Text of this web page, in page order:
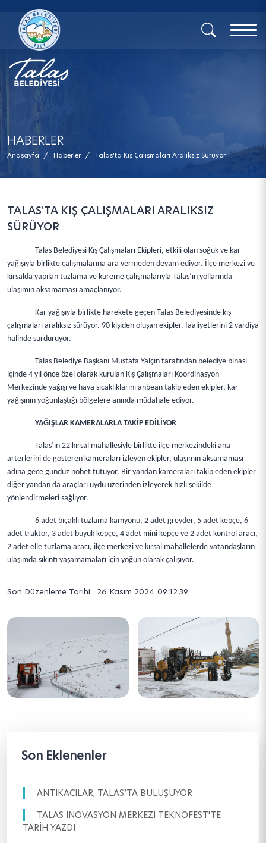
x
HABERLER
Anasayfa / Haberler / Talas'ta Kış Çalışmaları Aralıksız Sürüyor
TALAS'TA KIŞ ÇALIŞMALARI ARALIKSIZ
SÜRÜYOR
Talas Belediyesi Kış Çalışmaları Ekipleri, etkili olan soğuk ve kar
yağışıyla birlikte çalışmalarına ara vermeden devam ediyor. İlçe merkezi ve
kırsalda yapılan tuzlama ve küreme çalışmalarıyla Talas’ın yollarında
ulaşımın aksamaması amaçlanıyor.
Kar yağışıyla birlikte harekete geçen Talas Belediyesinde kış
çalışmaları aralıksız sürüyor. 90 kişiden oluşan ekipler, faaliyetlerini 2 vardiya
halinde sürdürüyor.
Talas Belediye Başkanı Mustafa Yalçın tarafından belediye binası
içinde 4 yıl önce özel olarak kurulan Kış Çalışmaları Koordinasyon
Merkezinde yağışı ve hava sıcaklıklarını anbean takip eden ekipler, kar
yağışının yoğunlaştığı bölgelere anında müdahale ediyor.
YAĞIŞLAR KAMERALARLA TAKİP EDİLİYOR
Talas’ın 22 kırsal mahallesiyle birlikte ilçe merkezindeki ana
arterlerini de gösteren kameraları izleyen ekipler, ulaşımın aksamaması
adına gece gündüz nöbet tutuyor. Bir yandan kameraları takip eden ekipler
diğer yandan da araçları uydu üzerinden izleyerek hızlı şekilde
yönlendirmeleri sağlıyor.
6 adet bıçaklı tuzlama kamyonu, 2 adet greyder, 5 adet kepçe, 6
adet traktör, 3 adet büyük kepçe, 4 adet mini kepçe ve 2 adet kontrol aracı,
2 adet elle tuzlama aracı, ilçe merkezi ve kırsal mahallelerde vatandaşların
ulaşımda sıkıntı yaşamamaları için yoğun olarak çalışıyor.
Son Düzenleme Tarihi : 26 Kasım 2024 09:12:39
Son Eklenenler
ANTİKACILAR, TALAS’TA BULUŞUYOR
TALAS İNOVASYON MERKEZİ TEKNOFEST'TE
TARİH YAZDI